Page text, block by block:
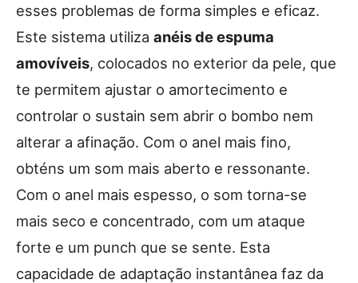
esses problemas de forma simples e eficaz.
Este sistema utiliza anéis de espuma
amovíveis, colocados no exterior da pele, que
te permitem ajustar o amortecimento e
controlar o sustain sem abrir o bombo nem
alterar a afinação. Com o anel mais fino,
obténs um som mais aberto e ressonante.
Com o anel mais espesso, o som torna-se
mais seco e concentrado, com um ataque
forte e um punch que se sente. Esta
capacidade de adaptação instantânea faz da